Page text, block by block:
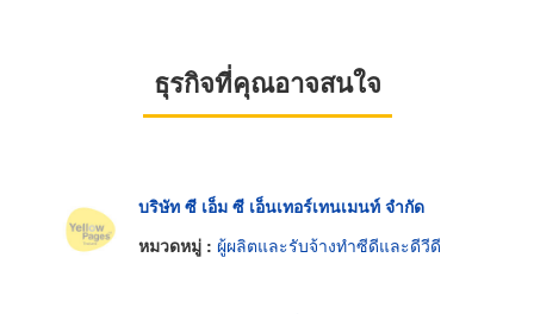
ธุรกิจที่คุณอาจสนใจ
บริษัท ซี เอ็ม ซี เอ็นเทอร์เทนเมนท์ จำกัด
หมวดหมู่ : ผู้ผลิตและรับจ้างทำซีดีและดีวีดี